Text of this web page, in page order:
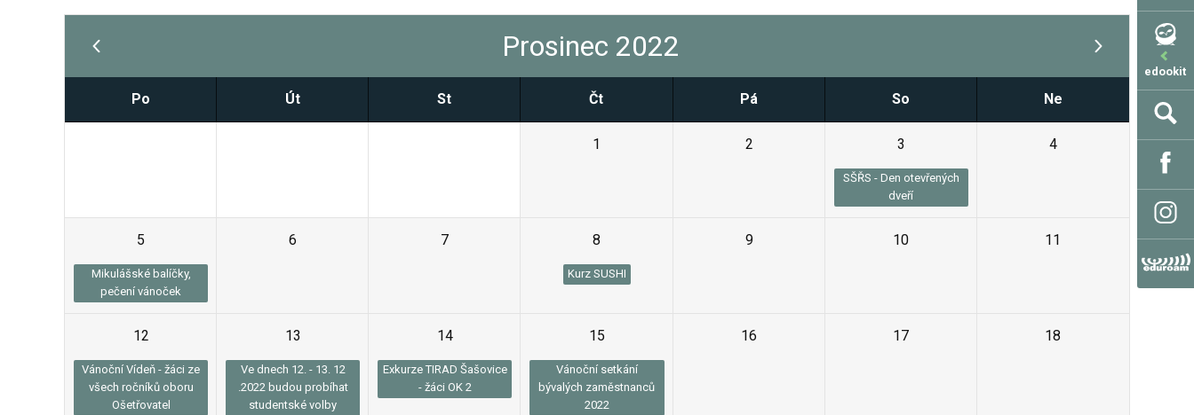
edookit
Prosinec 2022
Po Út St Čt Pá So Ne
1 2 3
SŠŘS - Den otevřených
dveří
4
5
Mikulášské balíčky,
pečení vánoček
6 7 8
Kurz SUSHI
9 10 11
12
Vánoční Vídeň - žáci ze
všech ročníků oboru
Ošetřovatel
13
Ve dnech 12. - 13. 12
.2022 budou probíhat
studentské volby
14
Exkurze TIRAD Šašovice
- žáci OK 2
15
Vánoční setkání
bývalých zaměstnanců
2022
16 17 18